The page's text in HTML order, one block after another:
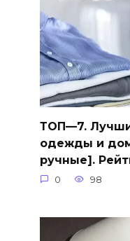
ТОП—7.
одежды и
ручные].
0 98